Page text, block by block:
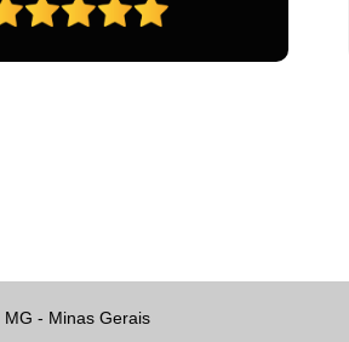
de Roupas para Revender de
Label para Roupa Minas Gerais
Private Label Roupas Femininas Recife
MG - Minas Gerais